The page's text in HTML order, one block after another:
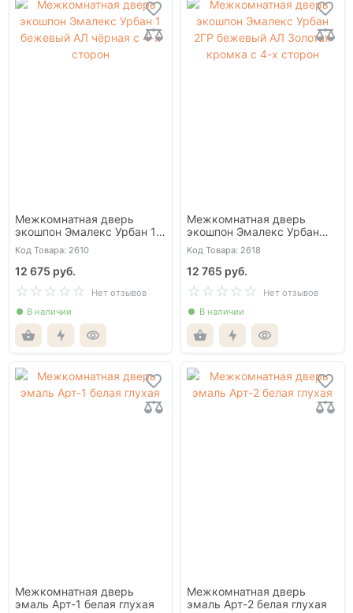
Межкомнатная дверь
экошпон Эмалекс Урбан 1
бежевый АЛ чёрная с 4-х
сторон
Код Товара: 2610
12 675 руб.
Нет отзывов
В наличии
Межкомнатная дверь
экошпон Эмалекс Урбан
2ГР бежевый АЛ Золотая
кромка с 4-х сторон
Код Товара: 2618
12 765 руб.
Нет отзывов
В наличии
Межкомнатная дверь
эмаль Арт-1 белая глухая
Межкомнатная дверь
эмаль Арт-2 белая глухая